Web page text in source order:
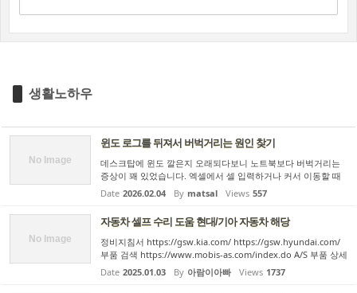
생활노하우
No Image
윈도 로그를 뒤져서 버벅거리는 원인 찾기
데스크탑에 윈도 깔은지 오래되다보니 노트북보다 버벅거리는
증상이 꽤 있었습니다. 엑셀에서 셀 입력하거나 커서 이동할 때
저사양 컴퓨터처럼 느릿느릿 움직이고 키보드 입력이나 마우스
가 멈칫하는 현상도 많았구요. 클립보드 복사도 실패가 잦아서
Date 2026.02.04 By matsal Views 557
No Image
자동차 셀프 수리 도움 현대/기아 자동차 해당
정비지침서 https://gsw.kia.com/ https://gsw.hyundai.com/
부품 검색 https://www.mobis-as.com/index.do A/S 부품 상세
검색 회원 가입 후 본인 차량의 차대번호 입력해 놓으시면 됩니
다. 중고차 부품 구입 https://gparts.co.kr/
Date 2025.01.03 By 아람이아빠 Views 1737